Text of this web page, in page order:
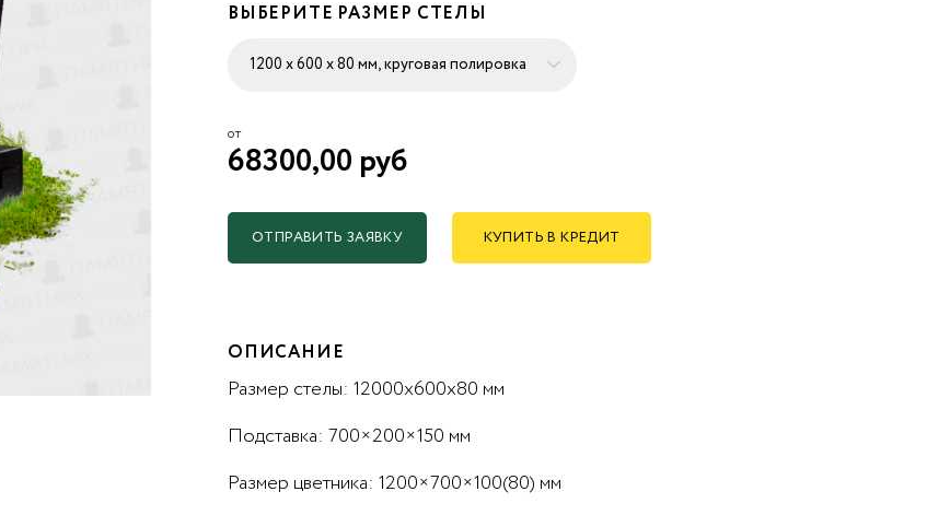
ВЫБЕРИТЕ РАЗМЕР СТЕЛЫ
от
68300,00 руб
ОТПРАВИТЬ ЗАЯВКУ КУПИТЬ В КРЕДИТ
ОПИСАНИЕ
Размер стелы: 12000x600x80 мм
Подставка: 700×200×150 мм
Размер цветника: 1200×700×100(80) мм